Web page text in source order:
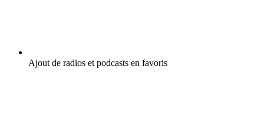
Ajout de radios et podcasts en favoris